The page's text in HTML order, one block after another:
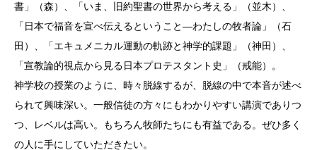
書」（森）、「いま、旧約聖書の世界から考える」（並木）、
「日本で福音を宣べ伝えるということ―わたしの牧者論」（石
田）、「エキュメニカル運動の軌跡と神学的課題」（神田）、
「宣教論的視点から見る日本プロテスタント史」（戒能）。
神学校の授業のように、時々脱線するが、脱線の中で本音が述べ
られて興味深い。一般信徒の方々にもわかりやすい講演でありつ
つ、レベルは高い。もちろん牧師たちにも有益である。ぜひ多く
の人に手にしていただきたい。